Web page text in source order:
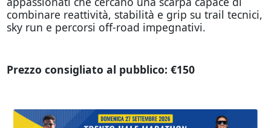
combinare reattività, stabilità e grip su trail tecnici,
sky run e percorsi off-road impegnativi.
Prezzo consigliato al pubblico: €150